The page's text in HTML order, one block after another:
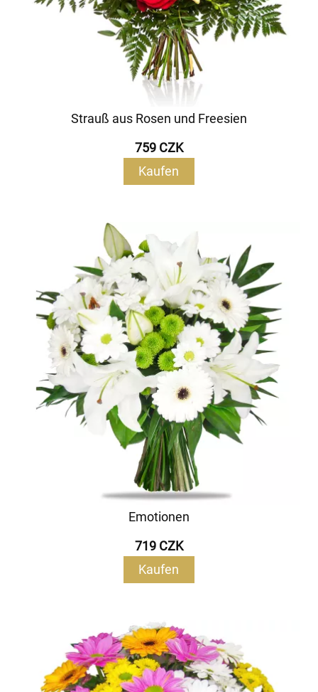
Strauß aus Rosen und Freesien
759 CZK
Kaufen
Emotionen
719 CZK
Kaufen